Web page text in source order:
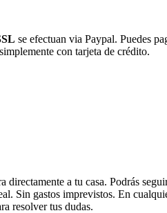
se efectuan via Paypal. Puedes
con tarjeta de crédito.
directamente a tu casa. Podrás
Sin gastos imprevistos. En
resolver tus dudas.